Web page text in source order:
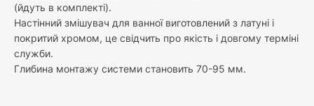
(йдуть в комплекті).
Настінний змішувач для ванної виготовлений з латуні і
покритий хромом, це свідчить про якість і довгому терміні
служби.
Глибина монтажу системи становить 70-95 мм.